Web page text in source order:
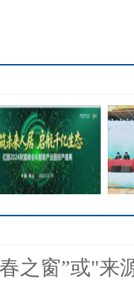
态 亿
之窗”或"